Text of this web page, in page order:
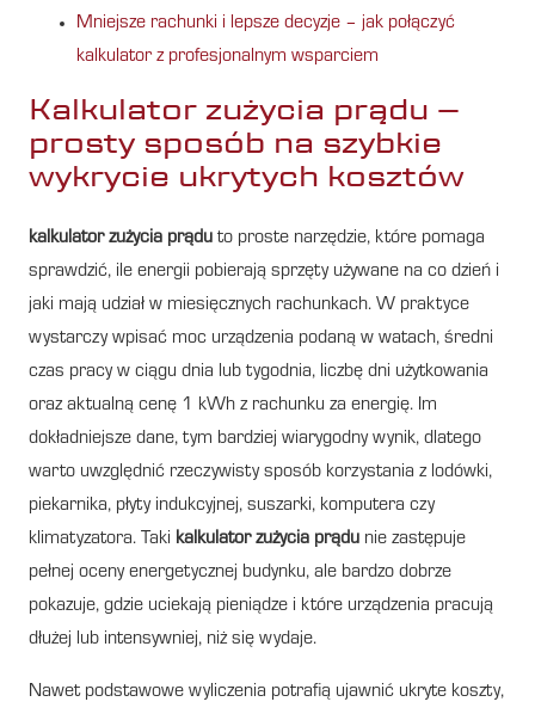
Mniejsze rachunki i lepsze decyzje – jak połączyć
kalkulator z profesjonalnym wsparciem
Kalkulator zużycia prądu –
prosty sposób na szybkie
wykrycie ukrytych kosztów
kalkulator zużycia prądu to proste narzędzie, które pomaga
sprawdzić, ile energii pobierają sprzęty używane na co dzień i
jaki mają udział w miesięcznych rachunkach. W praktyce
wystarczy wpisać moc urządzenia podaną w watach, średni
czas pracy w ciągu dnia lub tygodnia, liczbę dni użytkowania
oraz aktualną cenę 1 kWh z rachunku za energię. Im
dokładniejsze dane, tym bardziej wiarygodny wynik, dlatego
warto uwzględnić rzeczywisty sposób korzystania z lodówki,
piekarnika, płyty indukcyjnej, suszarki, komputera czy
klimatyzatora. Taki kalkulator zużycia prądu nie zastępuje
pełnej oceny energetycznej budynku, ale bardzo dobrze
pokazuje, gdzie uciekają pieniądze i które urządzenia pracują
dłużej lub intensywniej, niż się wydaje.
Nawet podstawowe wyliczenia potrafią ujawnić ukryte koszty,